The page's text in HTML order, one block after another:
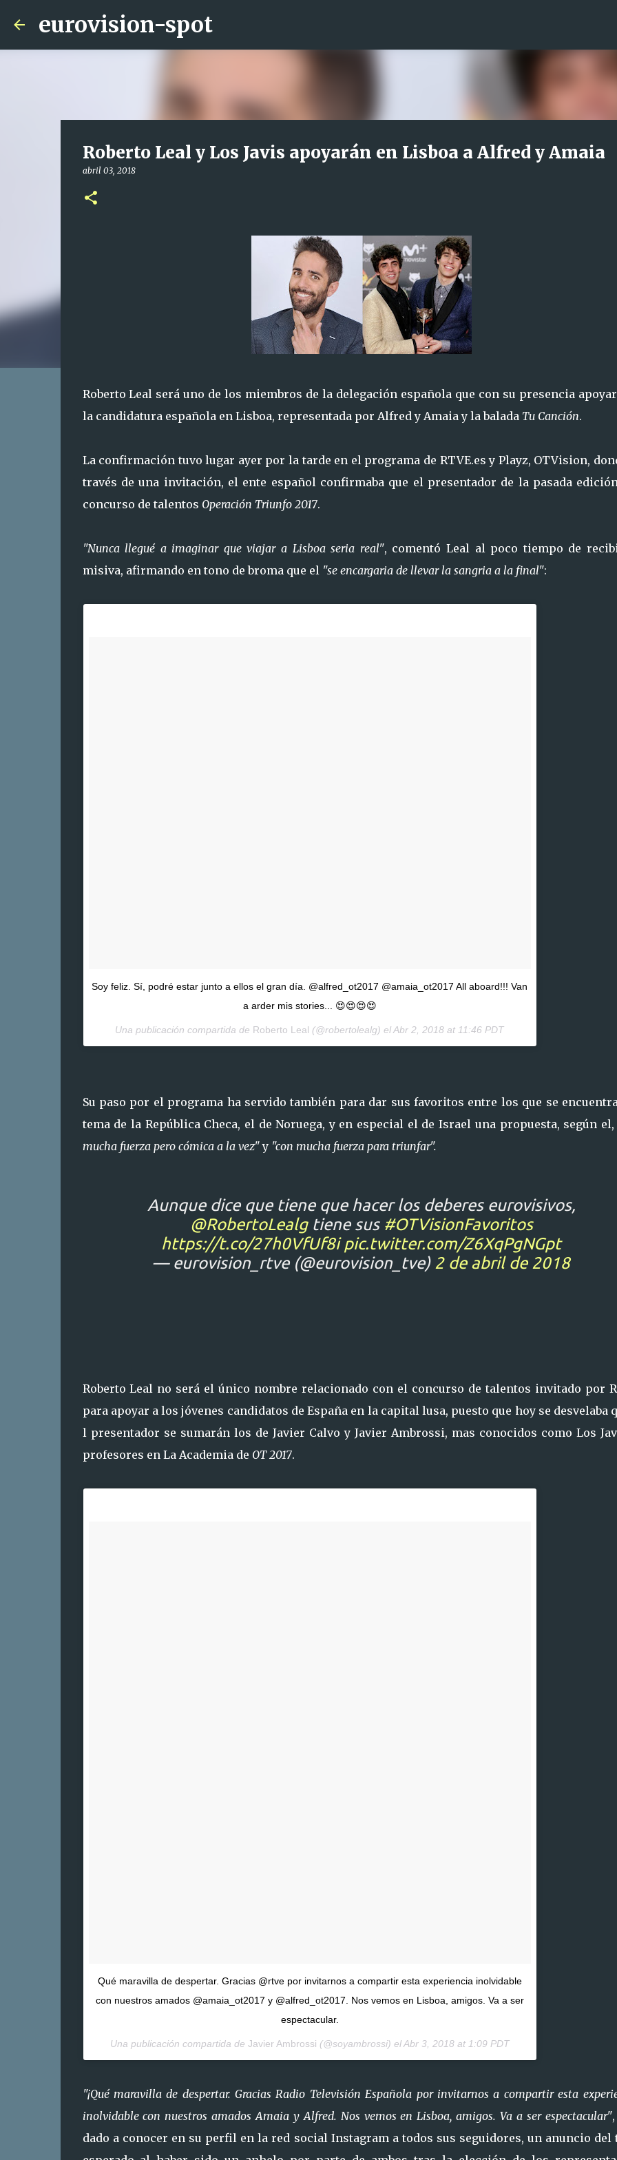
eurovision-spot
Roberto Leal y Los Javis apoyarán en Lisboa a Alfred y Amaia
abril 03, 2018
Roberto Leal será uno de los miembros de la delegación española que con su presencia
la candidatura española en Lisboa, representada por Alfred y Amaia y la balada Tu Canción.
La confirmación tuvo lugar ayer por la tarde en el programa de RTVE.es y Playz, OTVision,
través de una invitación, el ente español confirmaba que el presentador de la pasada
concurso de talentos Operación Triunfo 2017.
"Nunca llegué a imaginar que viajar a Lisboa seria real", comentó Leal al poco tiempo de
misiva, afirmando en tono de broma que el "se encargaria de llevar la sangria a la final":
Soy feliz. Sí, podré estar junto a ellos el gran día. @alfred_ot2017 @amaia_ot2017 All aboard!!! Van
a arder mis stories... 😍😍😍😍
Una publicación compartida de Roberto Leal (@robertolealg) elAbr 2, 2018 at 11:46 PDT
Su paso por el programa ha servido también para dar sus favoritos entre los que se
tema de la República Checa, el de Noruega, y en especial el de Israel una propuesta, según el,
mucha fuerza pero cómica a la vez"y"con mucha fuerza para triunfar".
Aunque dice que tiene que hacer los deberes eurovisivos,
@RobertoLealgtiene sus #OTVisionFavoritos
https://t.co/27h0VfUf8i pic.twitter.com/Z6XqPgNGpt
— eurovision_rtve (@eurovision_tve) 2 de abril de 2018
Roberto Leal no será el único nombre relacionado con el concurso de talentos invitado por
para apoyar a los jóvenes candidatos de España en la capital lusa, puesto que hoy se desvelaba
l presentador se sumarán los de Javier Calvo y Javier Ambrossi, mas conocidos como Los
profesores en La Academia de OT 2017.
Qué maravilla de despertar. Gracias @rtve por invitarnos a compartir esta experiencia inolvidable
con nuestros amados @amaia_ot2017 y @alfred_ot2017. Nos vemos en Lisboa, amigos. Va a ser
espectacular.
Una publicación compartida de Javier Ambrossi (@soyambrossi) elAbr 3, 2018 at 1:09 PDT
"¡Qué maravilla de despertar. Gracias Radio Televisión Española por invitarnos a compartir esta
inolvidable con nuestros amados Amaia y Alfred. Nos vemos en Lisboa, amigos. Va a ser espectacular"
dado a conocer en su perfil en la red social Instagram a todos sus seguidores, un anuncio del